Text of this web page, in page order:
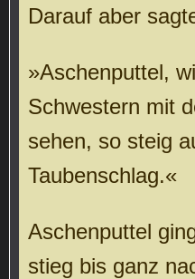
Darauf aber
»Aschenputtel,
Schwestern mit
sehen, so steig
Taubenschlag.«
Aschenputtel
stieg bis ganz